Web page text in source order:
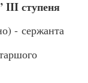
III ступеня
- сержанта